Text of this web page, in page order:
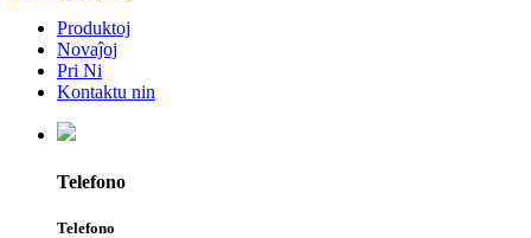
Produktoj
Novaĵoj
Pri Ni
Kontaktu nin
Telefono
Telefono